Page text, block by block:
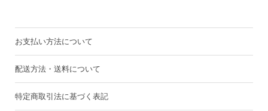
お支払い方法について
配送方法・送料について
特定商取引法に基づく表記